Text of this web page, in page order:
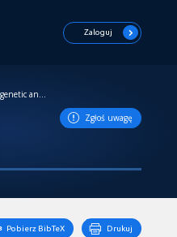
Zaloguj
Microsatellite multiplexes for the genetic analyses of northern pike (Esox lucius) populations
Zgłoś uwagę
Pobierz BibTeX Drukuj